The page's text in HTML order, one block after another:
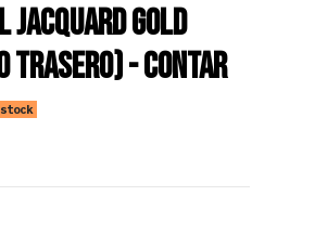
Jacquard Gold
Trasero) - contar